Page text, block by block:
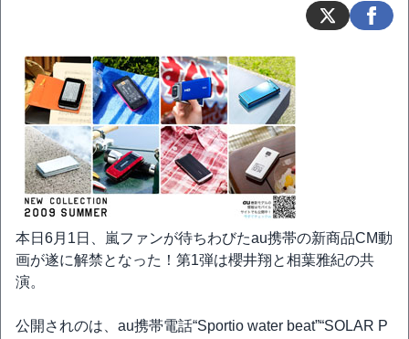
本日6月1日、嵐ファンが待ちわびたau携帯の新商品CM動
画が遂に解禁となった！第1弾は櫻井翔と相葉雅紀の共
演。
公開されのは、au携帯電話“Sportio water beat”“SOLAR P